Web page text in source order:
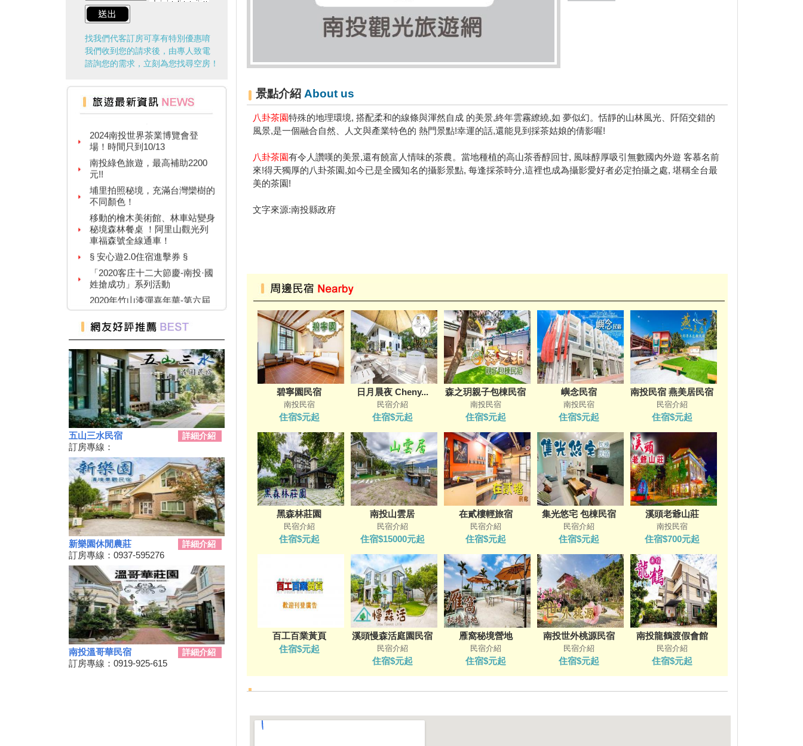
找我們代客訂房可享有特別優惠唷
我們收到您的請求後，由專人致電
諮詢您的需求，立刻為您找尋空房！
台灣百大景點推薦，集章還有限
量小禮物可以拿
場！時間只到10/13
南投綠色旅遊，最高補助2200
元!!
埔里拍照秘境，充滿台灣欒樹的
不同顏色！
移動的檜木美術館、林車站變身
秘境森林餐桌 ！阿里山觀光列
車福森號全線通車！
§ 安心遊2.0住宿進擊券 §
「2020客庄十二大節慶-南投·國
姓搶成功」系列活動
2020年竹山漆彈嘉年華-第六屆
鎮長盃漆彈賽暨漆彈教育體驗活
動
紙本「藝FUN券」
呼吸-親子自然教育體驗活動(免
費參與)
南投觀光玩起來 發票滿額抽大
獎
水里車埕茶鄉好好玩 農會邀大
家做火車來夏舞茶
搶三倍券商機 南投推安心旅遊
遊樂區免費入園 台中農產網購
節
暑假到南投「偽出國」不一定選
例假日 平日仍有空房
2019擴大國旅秋冬夜市抵用卷
優惠活動
2019擴大國旅秋冬住宿優惠活
動
8月份虎山藝術市集「竹風車」
創意DIY
單車騎遊聽風看海，體驗台灣燈
塔極點濱海小鎮風貌 一起Light
up Taiwan
南投劇場藝術季-108年手牽手玉
山藝遊「藝文講座」系列活動，
歡迎民眾踴躍報名
「陶與茶的對話～陶茶交流之茶
五山三水民宿 詳細介紹
訂房專線：
新樂園休閒農莊 詳細介紹
訂房專線：0937-595276
南投溫哥華民宿 詳細介紹
訂房專線：0919-925-615
景點介紹About us
八卦茶園特殊的地理環境, 搭配柔和的線條與渾然自成 的美景,終年雲霧繚繞,如 夢似幻。恬靜的山林風光、阡陌交錯的
風景,是一個融合自然、人文與產業特色的 熱門景點!幸運的話,還能見到採茶姑娘的倩影喔!
八卦茶園有令人讚嘆的美景,還有饒富人情味的茶農。當地種植的高山茶香醇回甘, 風味醇厚吸引無數國內外遊 客慕名前
來!得天獨厚的八卦茶園,如今已是全國知名的攝影景點, 每逢採茶時分,這裡也成為攝影愛好者必定拍攝之處, 堪稱全台最
美的茶園!
文字來源:南投縣政府
碧寧園民宿
南投民宿
住宿$元起
日月晨夜 Cheny...
民宿介紹
住宿$元起
森之玥親子包棟民宿
南投民宿
住宿$元起
嶼念民宿
南投民宿
住宿$元起
南投民宿 燕美居民宿
民宿介紹
住宿$元起
黑森林莊園
民宿介紹
住宿$元起
南投山雲居
民宿介紹
住宿$15000元起
在貳樓輕旅宿
民宿介紹
住宿$元起
集光悠宅 包棟民宿
民宿介紹
住宿$元起
溪頭老爺山莊
南投民宿
住宿$700元起
百工百業黃頁
住宿$元起
溪頭慢森活庭園民宿
民宿介紹
住宿$元起
雁窩秘境營地
民宿介紹
住宿$元起
南投世外桃源民宿
民宿介紹
住宿$元起
南投龍鶴渡假會館
民宿介紹
住宿$元起